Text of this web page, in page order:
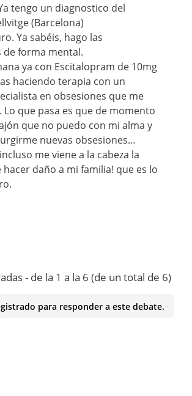
tengo un diagnostico del
(Barcelona)
Ya sabéis, hago las
de forma mental.
ya con Escitalopram de 10mg
haciendo terapia con un
en obsesiones que me
Lo que pasa es que de momento
que no puedo con mi alma y
nuevas obsesiones…
me viene a la cabeza la
daño a mi familia! que es lo
- de la 1 a la 6 (de un total de 6)
para responder a este debate.